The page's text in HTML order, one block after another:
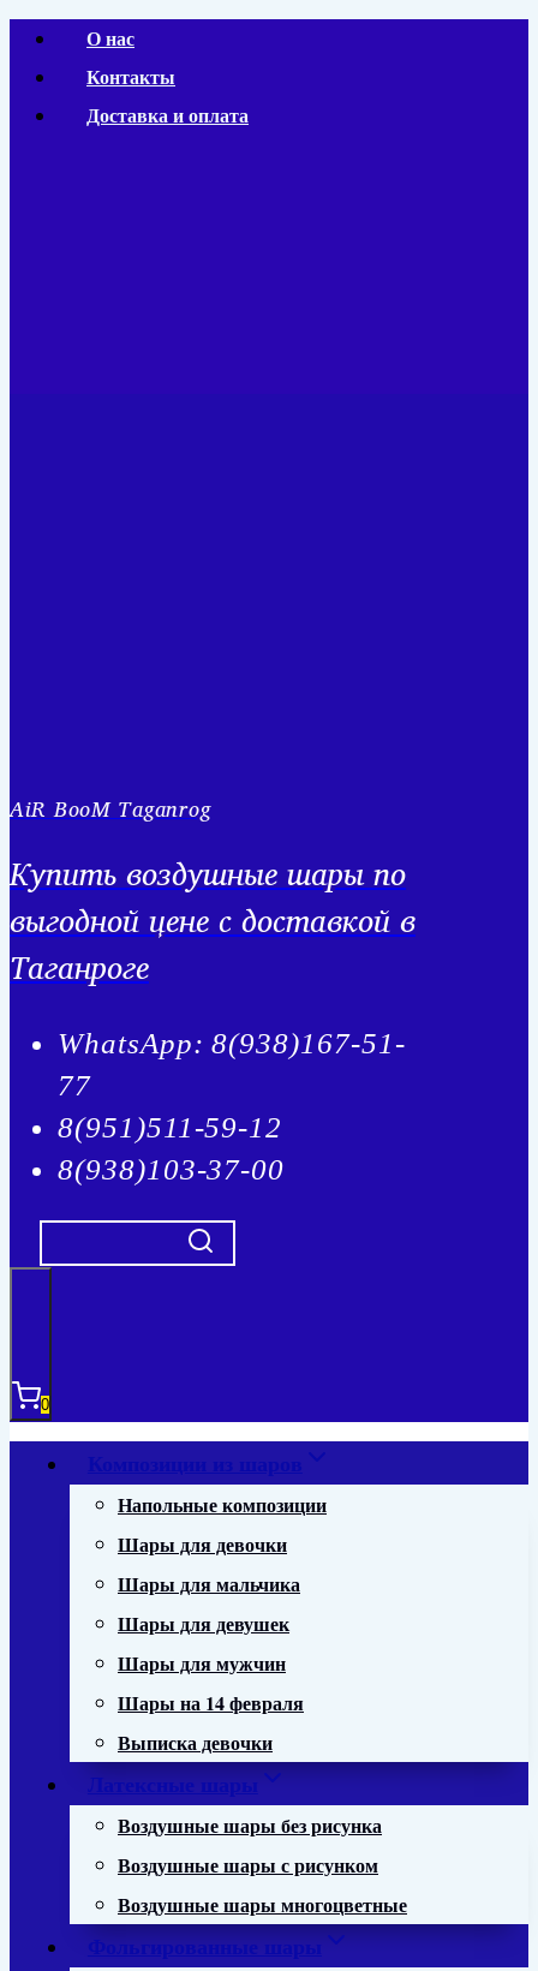
Перейти
содержимому
О нас
Контакты
Доставка и оплата
AiR BooM Taganrog
Купить воздушные шары по
выгодной цене с доставкой в
Таганроге
WhatsApp: 8(938)167-51-
77
8(951)511-59-12
8(938)103-37-00
0
Композиции из шаров
Напольные композиции
Шары для девочки
Шары для мальчика
Шары для девушек
Шары для мужчин
Шары на 14 февраля
Выписка девочки
Латексные шары
Воздушные шары без рисунка
Воздушные шары с рисунком
Воздушные шары многоцветные
Фольгированные шары